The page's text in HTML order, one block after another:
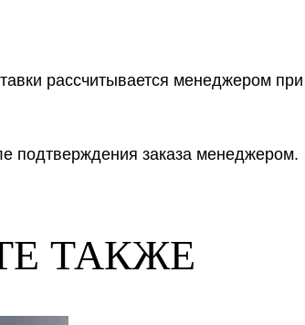
рассчитывается менеджером при
подтверждения заказа менеджером.
ТАКЖЕ